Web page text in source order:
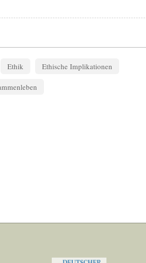
Ethik Ethische Implikationen